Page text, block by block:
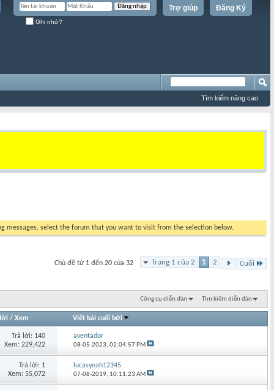
Đăng Ký
Trợ giúp
Ghi nhớ?
Tìm kiếm nâng cao
messages, select the forum that you want to visit from the selection below.
Trang 1 của 2 1 2 Cuối
Chủ đề từ 1 đến 20 của 32
Công cụ diễn đàn Tìm kiếm diễn đàn
/ Xem Viết bài cuối bởi
Trả lời: 140
Xem: 229,422
aventador
08-05-2023,02:04:57 PM
Trả lời: 1
Xem: 55,072
lucasyeah12345
07-08-2019, 10:11:23 AM